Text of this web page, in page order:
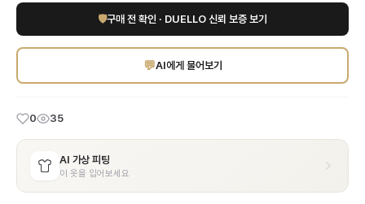
🛡구매 전 확인 · DUELLO 신뢰 보증 보기
💬AI에게 물어보기
0 35
AI 가상 피팅
이 옷을 입어보세요